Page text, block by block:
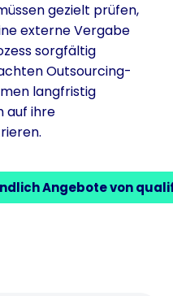
gezielt prüfen,
externe Vergabe
sorgfältig
Outsourcing-
langfristig
auf ihre
Angebote von